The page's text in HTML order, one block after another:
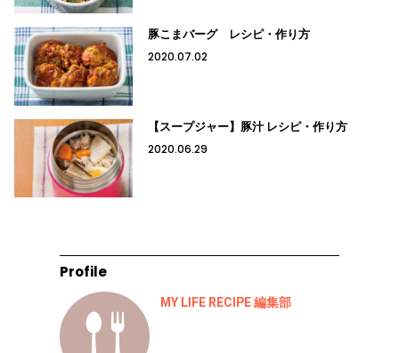
豚こまバーグ レシピ・作り方
2020.07.02
【スープジャー】豚汁 レシピ・作り方
2020.06.29
Profile
MY LIFE RECIPE 編集部